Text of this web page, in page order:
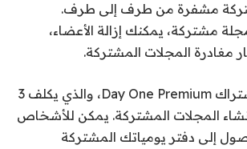
مشفرة من طرف إلى طرف.
مشتركة، يمكنك إزالة الأعضاء،
مغادرة المجلات المشتركة.
أنت بحاجة إلى اشتراك Day One Premium، والذي يكلف 3
المجلات المشتركة. يمكن للأشخاص
إلى دفتر يومياتك المشتركة